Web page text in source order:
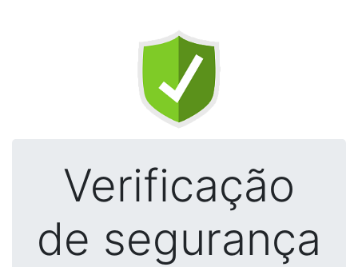
Verificação
de segurança